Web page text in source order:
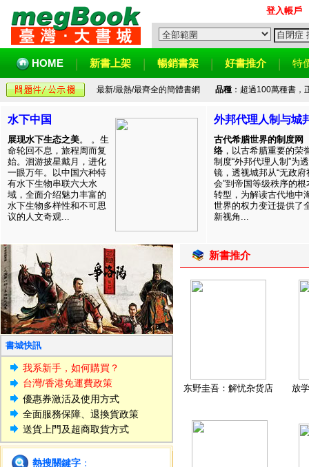
登入帳戶
HOME 新書上架 暢銷書架 好書推介 特
最新/最熱/最齊全的簡體書網 品種：超過100萬種書，
水下中国
展现水下生态之美。 。生
命轮回不息，旅程周而复
始。洄游披星戴月，进化
一眼万年。以中国六种特
有水下生物串联六大水
域，全面介绍魅力丰富的
水下生物多样性和不可思
议的人文奇观...
外邦代理人制与城
古代希腊世界的制度网
络 ，以古希腊重要的荣
制度“外邦代理人制”为透
镜，透视城邦从“无政府
会”到帝国等级秩序的根
转型，为解读古代地中
世界的权力变迁提供了
新视角...
書城快訊
我系新手，如何購買？
台灣/香港免運費政策
優惠券激活及使用方式
全面服務保障、退換貨政策
送貨上門及超商取貨方式
熱搜關鍵字 ：
新書推介
东野圭吾：解忧杂货店 放